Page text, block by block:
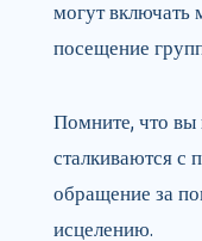
могут включать
посещение
Помните, что вы
сталкиваются с
обращение за
исцелению.